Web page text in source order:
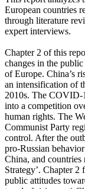
European countries
through literature
expert interviews.
Chapter 2 of this
changes in the
of Europe. China’s
an intensification of
2010s. The COVID-
into a competition
human rights. The
Communist Party
control. After the
pro-Russian
China, and countries
Strategy’. Chapter 2
public attitudes